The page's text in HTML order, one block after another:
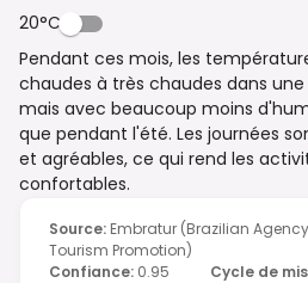
20°C
Pendant ces mois, les
chaudes à très chaudes dans
mais avec beaucoup moins
que pendant l'été. Les journées
et agréables, ce qui rend les
confortables.
Source: Embratur (Brazilian
Tourism Promotion)
Confiance: 0.95 Cycle de